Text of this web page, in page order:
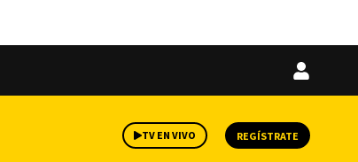
Iniciar
TV EN VIVO REGÍSTRATE